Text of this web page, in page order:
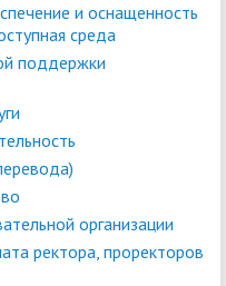
и оснащенность
среда
поддержки
организации
ректора, проректоров